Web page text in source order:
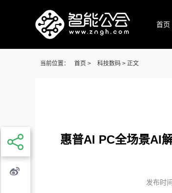
首页
当前位置： 首页 > 科技数码 > 正文
惠普AI PC全场景AI
发布时